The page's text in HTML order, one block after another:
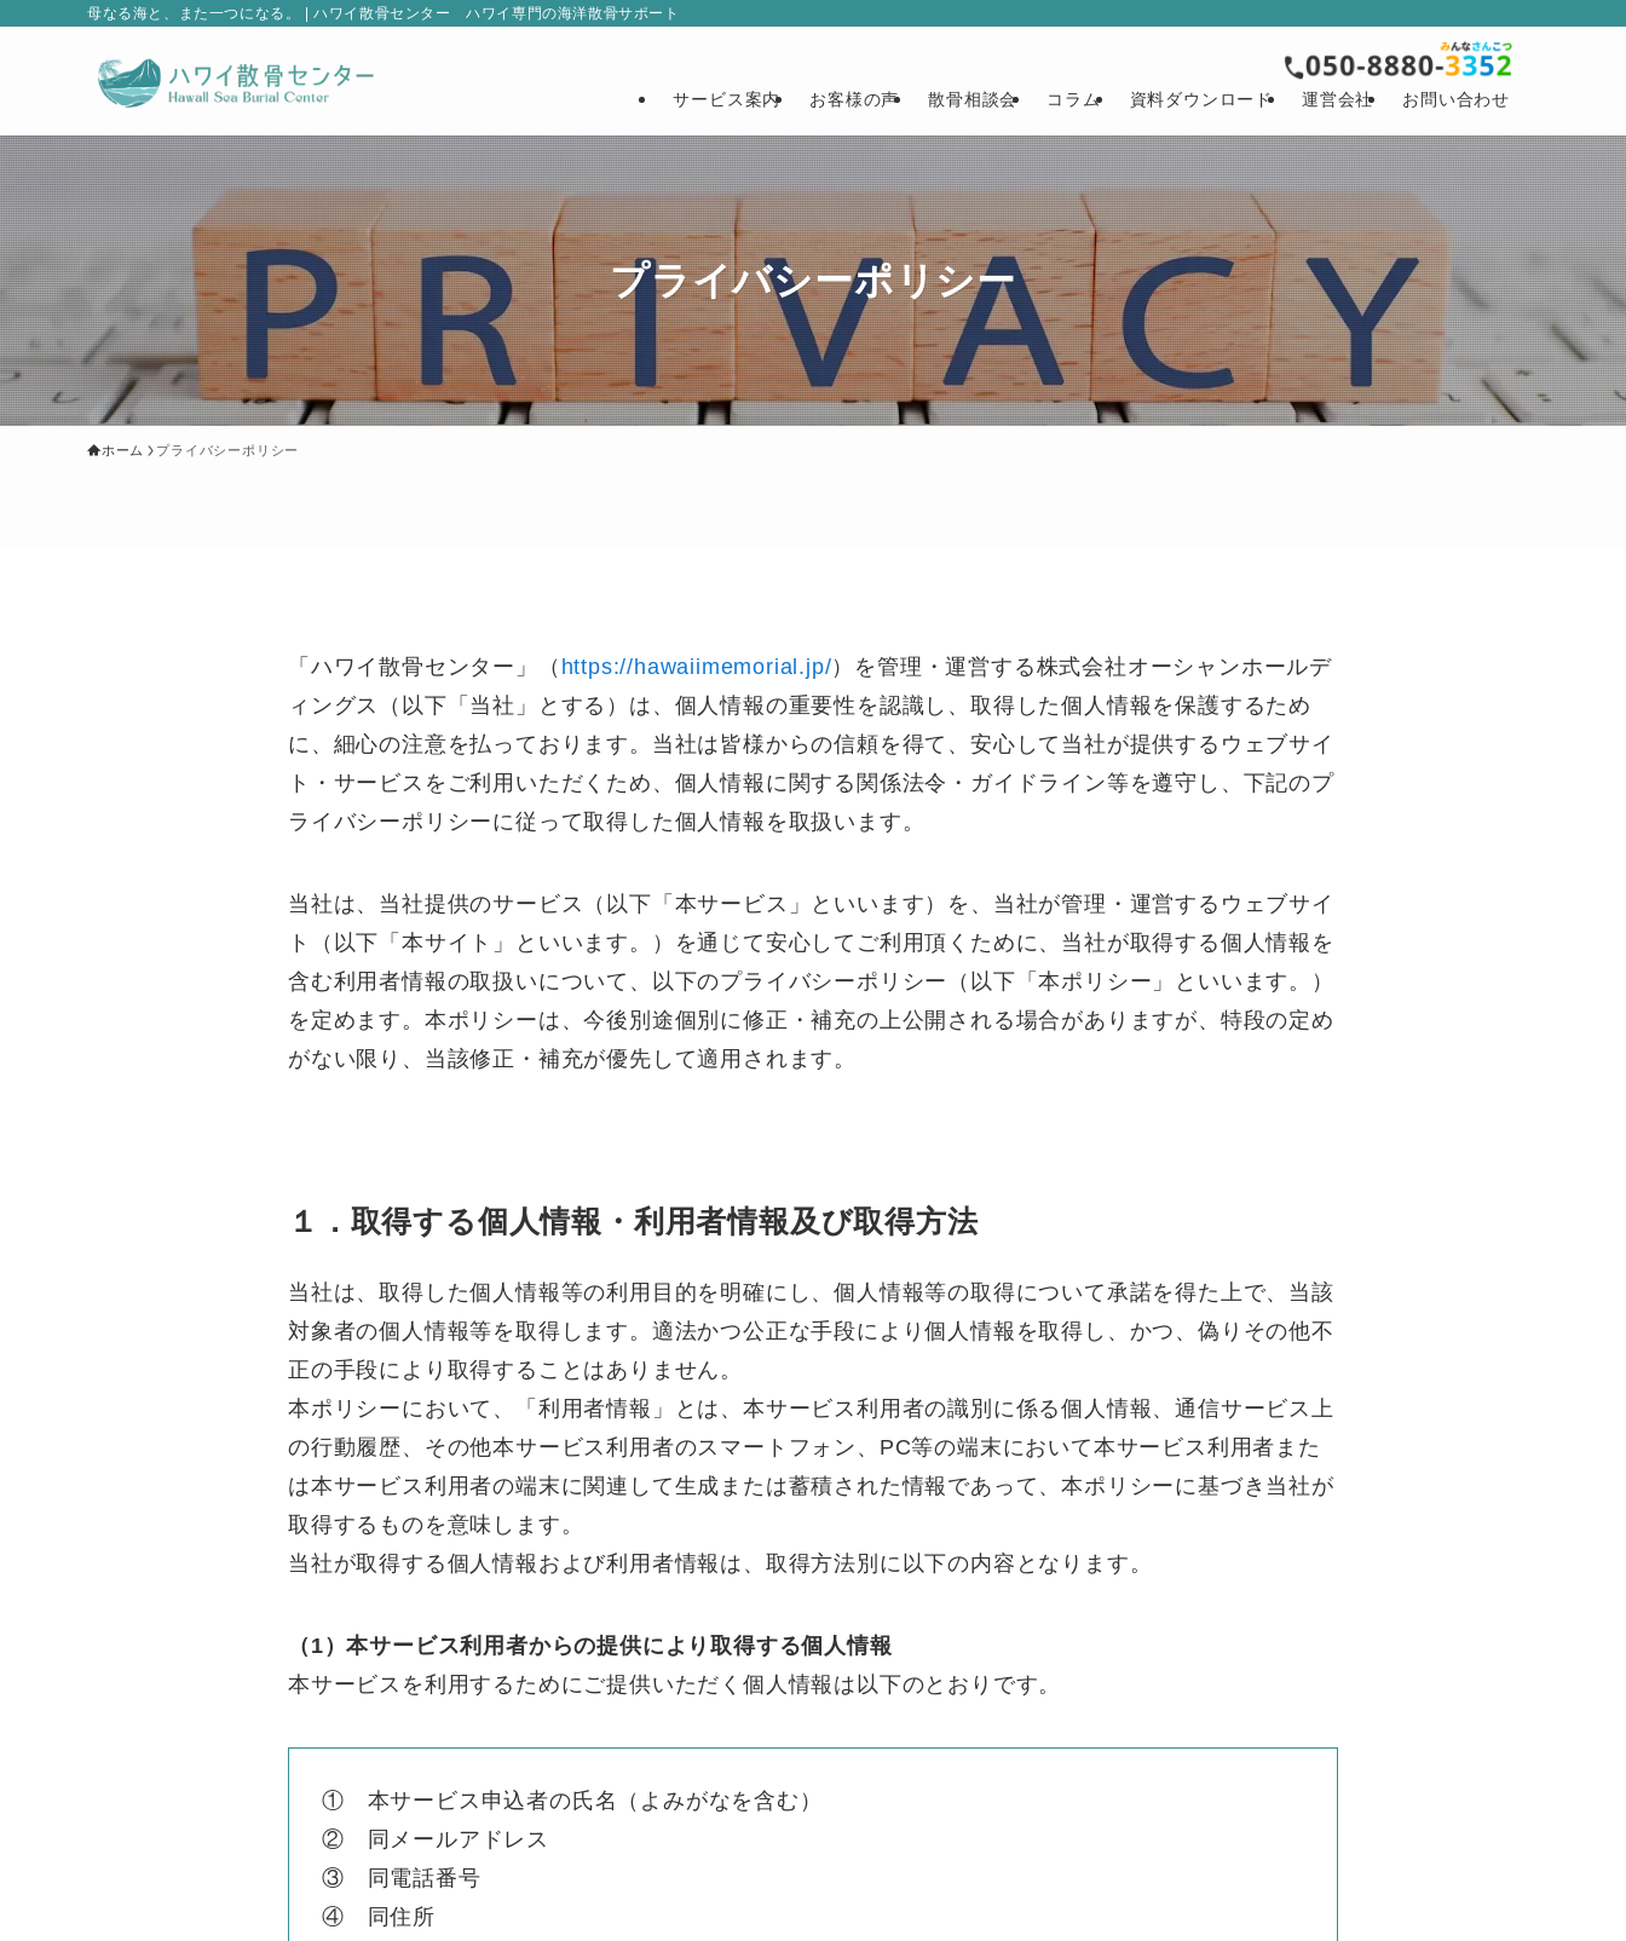
母なる海と、また一つになる。 | ハワイ散骨センター ハワイ専門の海洋散骨サポート
サービス案内 お客様の声 散骨相談会 コラム 資料ダウンロード 運営会社 お問い合わせ
プライバシーポリシー
ホーム プライバシーポリシー
「ハワイ散骨センター」（ https://hawaiimemorial.jp/）を管理・運営する株式会社オーシャンホールデ
ィングス（以下「当社」とする）は、個人情報の重要性を認識し、取得した個人情報を保護するため
に、細心の注意を払っております。当社は皆様からの信頼を得て、安心して当社が提供するウェブサイ
ト・サービスをご利用いただくため、個人情報に関する関係法令・ガイドライン等を遵守し、下記のプ
ライバシーポリシーに従って取得した個人情報を取扱います。
当社は、当社提供のサービス（以下「本サービス」といいます）を、当社が管理・運営するウェブサイ
ト（以下「本サイト」といいます。）を通じて安心してご利用頂くために、当社が取得する個人情報を
含む利用者情報の取扱いについて、以下のプライバシーポリシー（以下「本ポリシー」といいます。）
を定めます。本ポリシーは、今後別途個別に修正・補充の上公開される場合がありますが、特段の定め
がない限り、当該修正・補充が優先して適用されます。
１．取得する個人情報・利用者情報及び取得方法
当社は、取得した個人情報等の利用目的を明確にし、個人情報等の取得について承諾を得た上で、当該
対象者の個人情報等を取得します。適法かつ公正な手段により個人情報を取得し、かつ、偽りその他不
正の手段により取得することはありません。
本ポリシーにおいて、「利用者情報」とは、本サービス利用者の識別に係る個人情報、通信サービス上
の行動履歴、その他本サービス利用者のスマートフォン、PC等の端末において本サービス利用者また
は本サービス利用者の端末に関連して生成または蓄積された情報であって、本ポリシーに基づき当社が
取得するものを意味します。
当社が取得する個人情報および利用者情報は、取得方法別に以下の内容となります。
（1）本サービス利用者からの提供により取得する個人情報
本サービスを利用するためにご提供いただく個人情報は以下のとおりです。
① 本サービス申込者の氏名（よみがなを含む）
② 同メールアドレス
③ 同電話番号
④ 同住所